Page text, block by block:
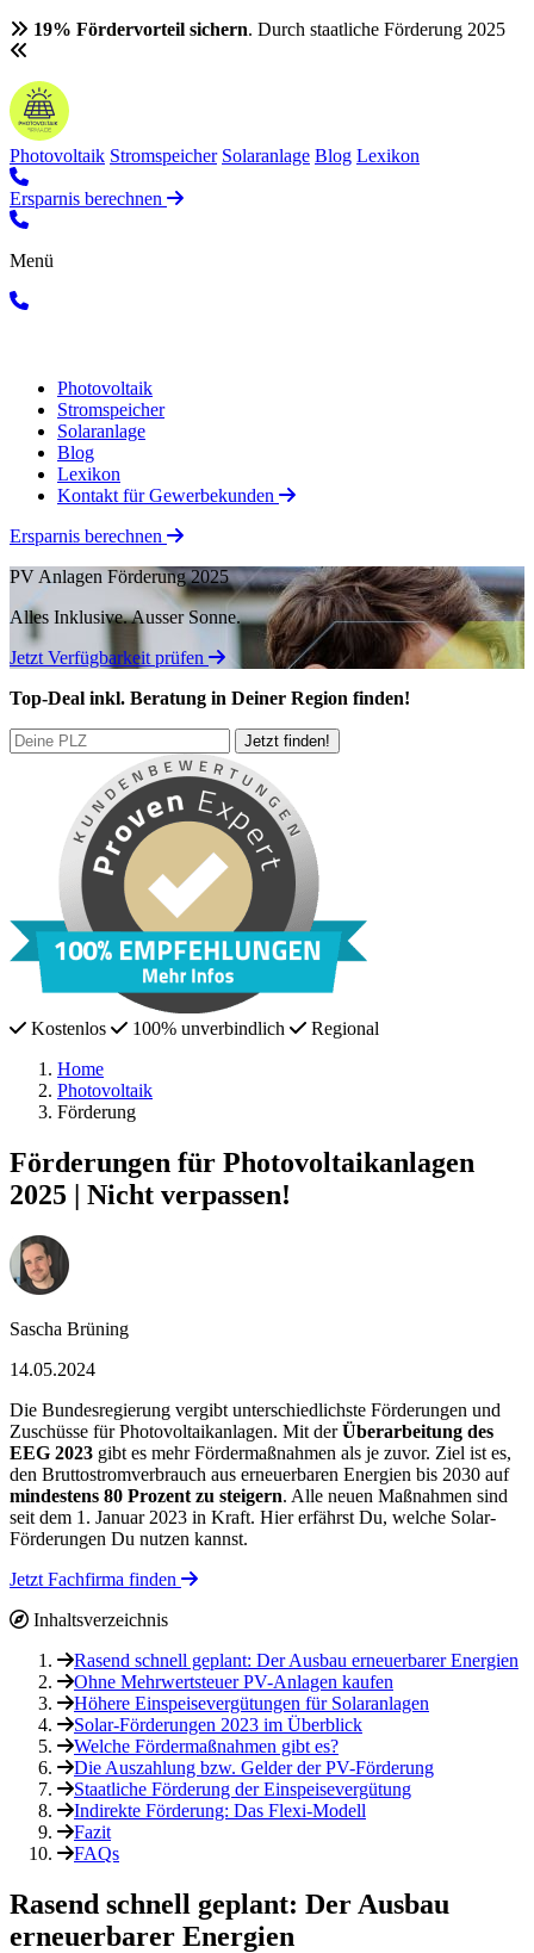
19% Fördervorteil sichern. Durch staatliche Förderung 2025
Photovoltaik Stromspeicher Solaranlage Blog Lexikon
Ersparnis berechnen
Menü
Photovoltaik
Stromspeicher
Solaranlage
Blog
Lexikon
Kontakt für Gewerbekunden
Ersparnis berechnen
PV Anlagen Förderung 2025
Alles Inklusive.Ausser Sonne.
Jetzt Verfügbarkeit prüfen
Top-Deal inkl. Beratung in Deiner Region finden!
Kostenlos 100% unverbindlich
Regional
Home
Photovoltaik
Förderung
Förderungen für Photovoltaikanlagen
2025 | Nicht verpassen!
Sascha Brüning
14.05.2024
Die Bundesregierung vergibt unterschiedlichste Förderungen und
Zuschüsse für Photovoltaikanlagen. Mit derÜberarbeitung des
EEG 2023 gibt es mehr Fördermaßnahmen als je zuvor. Ziel ist es,
den Bruttostromverbrauch aus erneuerbaren Energien bis 2030 auf
mindestens 80 Prozent zu steigern. Alle neuen Maßnahmen sind
seit dem 1. Januar 2023 in Kraft. Hier erfährst Du, welche Solar-
Förderungen Du nutzen kannst.
Jetzt Fachfirma finden
Inhaltsverzeichnis
Rasend schnell geplant: Der Ausbau erneuerbarer Energien
Ohne Mehrwertsteuer PV-Anlagen kaufen
Höhere Einspeisevergütungen für Solaranlagen
Solar-Förderungen 2023 im Überblick
Welche Fördermaßnahmen gibt es?
Die Auszahlung bzw. Gelder der PV-Förderung
Staatliche Förderung der Einspeisevergütung
Indirekte Förderung: Das Flexi-Modell
Fazit
FAQs
Rasend schnell geplant: Der Ausbau
erneuerbarer Energien